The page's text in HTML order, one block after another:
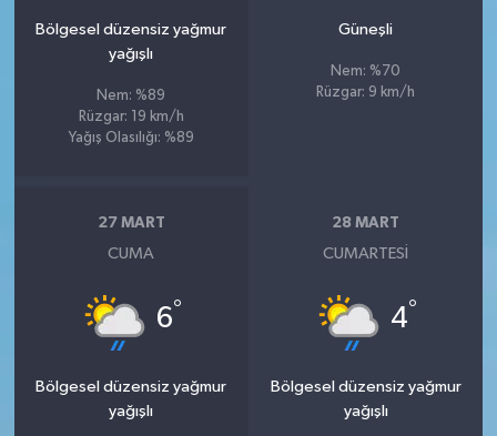
Bölgesel düzensiz yağmur
yağışlı
Nem: %89
Rüzgar: 19 km/h
Yağış Olasılığı: %89
Güneşli
Nem: %70
Rüzgar: 9 km/h
27 MART
CUMA
6°
Bölgesel düzensiz yağmur
yağışlı
28 MART
CUMARTESI
4°
Bölgesel düzensiz yağmur
yağışlı